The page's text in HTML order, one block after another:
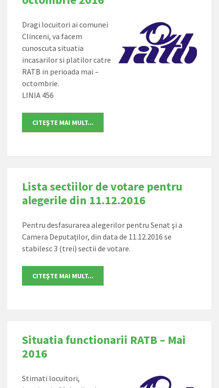
Dragi locuitori ai comunei
Clinceni, va facem
cunoscuta situatia
incasarilor si platilor catre
RATB in perioada mai –
octombrie.
LINIA 456
Lista sectiilor de votare pentru
alegerile din 11.12.2016
Pentru desfasurarea alegerilor pentru Senat şi a
Camera Deputaţilor, din data de 11.12.2016 se
stabilesc 3 (trei) sectii de votare.
Situatia functionarii RATB – Mai
2016
Stimati locuitori,